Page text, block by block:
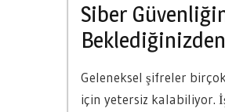
Siber
Geleneksel şifreler
için yetersiz kalabiliyor.